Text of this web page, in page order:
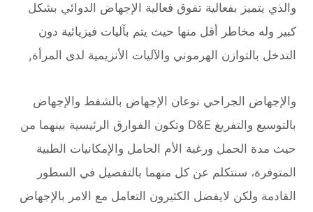
والذي يتميز بفعالية تفوق فعالية الإجهاض الدوائي بشكل
كبير وله مخاطر أقل منها حيث يتم بآليات فيزيائية دون
التدخل بالتوازن الهرموني والآليات الأنزيمية لدى المرأة,
والإجهاض الجراحي نوعان الإجهاض بالشفط والإجهاض
بالتوسيع والتفريغ D&E وتكون الفوارق الرئيسية بينهما من
حيث مدة الحمل ورغبة الأم الحامل والإمكانيات الطبية
المتوفرة، سنتكلم عن كل منهما بالتفصيل في السطور
القادمة ولكن لايفضل الكثيرون التعامل مع الامر بالإجهاض